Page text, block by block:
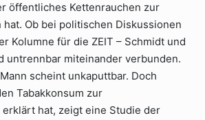
öffentliches Kettenrauchen zur
Ob bei politischen Diskussionen
Kolumne für die ZEIT – Schmidt und
untrennbar miteinander verbunden.
scheint unkaputtbar. Doch
Tabakkonsum zur
hat, zeigt eine Studie der